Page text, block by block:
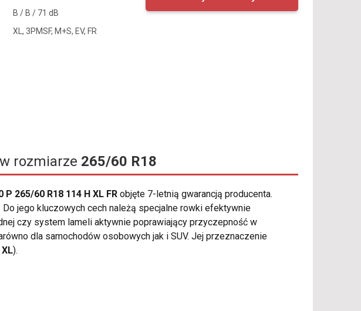
B / B / 71 dB
XL, 3PMSF, M+S, EV, FR
w rozmiarze 265/60 R18
265/60 R18 114 H XL FR objęte 7-letnią gwarancją producenta.
jego kluczowych cech należą specjalne rowki efektywnie
czy system lameli aktywnie poprawiający przyczepność w
dla samochodów osobowych jak i SUV. Jej przeznaczenie
XL).